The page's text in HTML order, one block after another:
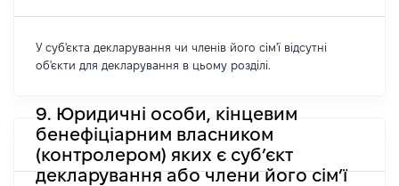
У суб'єкта декларування чи членів його сім'ї відсутні
об'єкти для декларування в цьому розділі.
9. Юридичні особи, кінцевим
бенефіціарним власником
(контролером) яких є суб’єкт
декларування або члени його сім’ї